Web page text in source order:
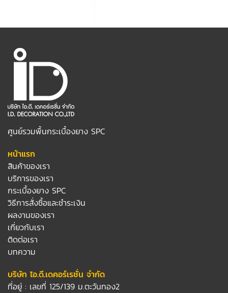
ศูนย์รวมพื้นกระเบื้องยาง SPC
หน้าแรก
สินค้าของเรา
บริการของเรา
กระเบื้องยาง SPC
วิธีการสั่งซื้อและชำระเงิน
ผลงานของเรา
เกี่ยวกับเรา
ติดต่อเรา
บทความ
บริษัท ไอ.ดี.เดคอร์เรชั่น จำกัด
ที่อยู่ : เลขที่ 125/139 ม.ตะวันทอง2